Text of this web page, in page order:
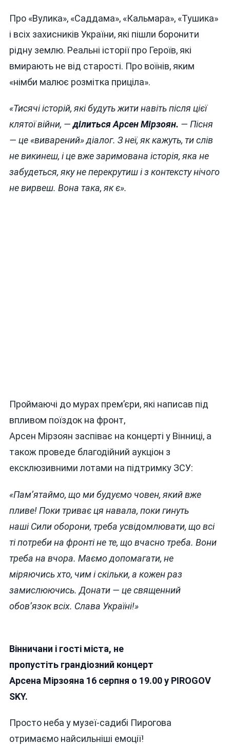
Про «Вулика», «Саддама», «Кальмара», «Тушика»
і всіх захисників України, які пішли боронити
рідну землю. Реальні історії про Героїв, які
вмирають не від старості. Про воїнів, яким
«німби малює розмітка приціла».
«Тисячі історій, які будуть жити навіть після цієї
клятої війни, —ділиться АрсенМірзоян. — Пісня
— це «виварений» діалог. З неї, як кажуть, ти слів
не викинеш, і це вже заримована історія, яка не
забудеться, яку не перекрутиш і з контексту нічого
не вирвеш. Вона така, як є».
Проймаючі до мурах прем’єри, які написав під
впливом поїздок на фронт,
Арсен Мірзоян заспіває на концерті у Вінниці, а
також проведе благодійний аукціон з
ексклюзивними лотами на підтримку ЗСУ:
«Пам’ятаймо, що ми будуємо човен, який вже
пливе! Поки триває ця навала, поки гинуть
нашіСили оборони, треба усвідомлювати, що всі
ті потреби на фронті не те, що вчасно треба. Вони
треба на вчора. Маємо допомагати, не
міряючись хто, чим і скільки, а кожен раз
замислюючись. Донати — це священний
обов’язок всіх. Слава Україні!»
Вінничани і гості міста, не
пропустіть грандіозний концерт
Арсена Мірзояна 16 серпня о 19.00 у PIROGOV
SKY.
Просто неба у музеї-садибі Пирогова
отримаємо найсильніші емоції!